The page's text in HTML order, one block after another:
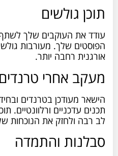
תוכן גולשים
עודד את העוקבים שלך לשתף
הפוסטים שלך. מעורבות
אורגנית רחבה יותר.
מעקב אחרי טרנדים
הישאר מעודכן בטרנדים
תכנים עדכניים ורלוונטיים.
לב רבה ולחזק את הנוכחות
סבלנות והתמדה